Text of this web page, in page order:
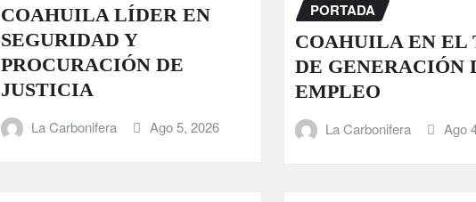
COAHUILA LÍDER EN
SEGURIDAD Y
PROCURACIÓN DE
JUSTICIA
La Carbonifera Ago 5, 2026
PORTADA
COAHUILA EN EL
DE GENERACIÓN
EMPLEO
La Carbonifera Ago